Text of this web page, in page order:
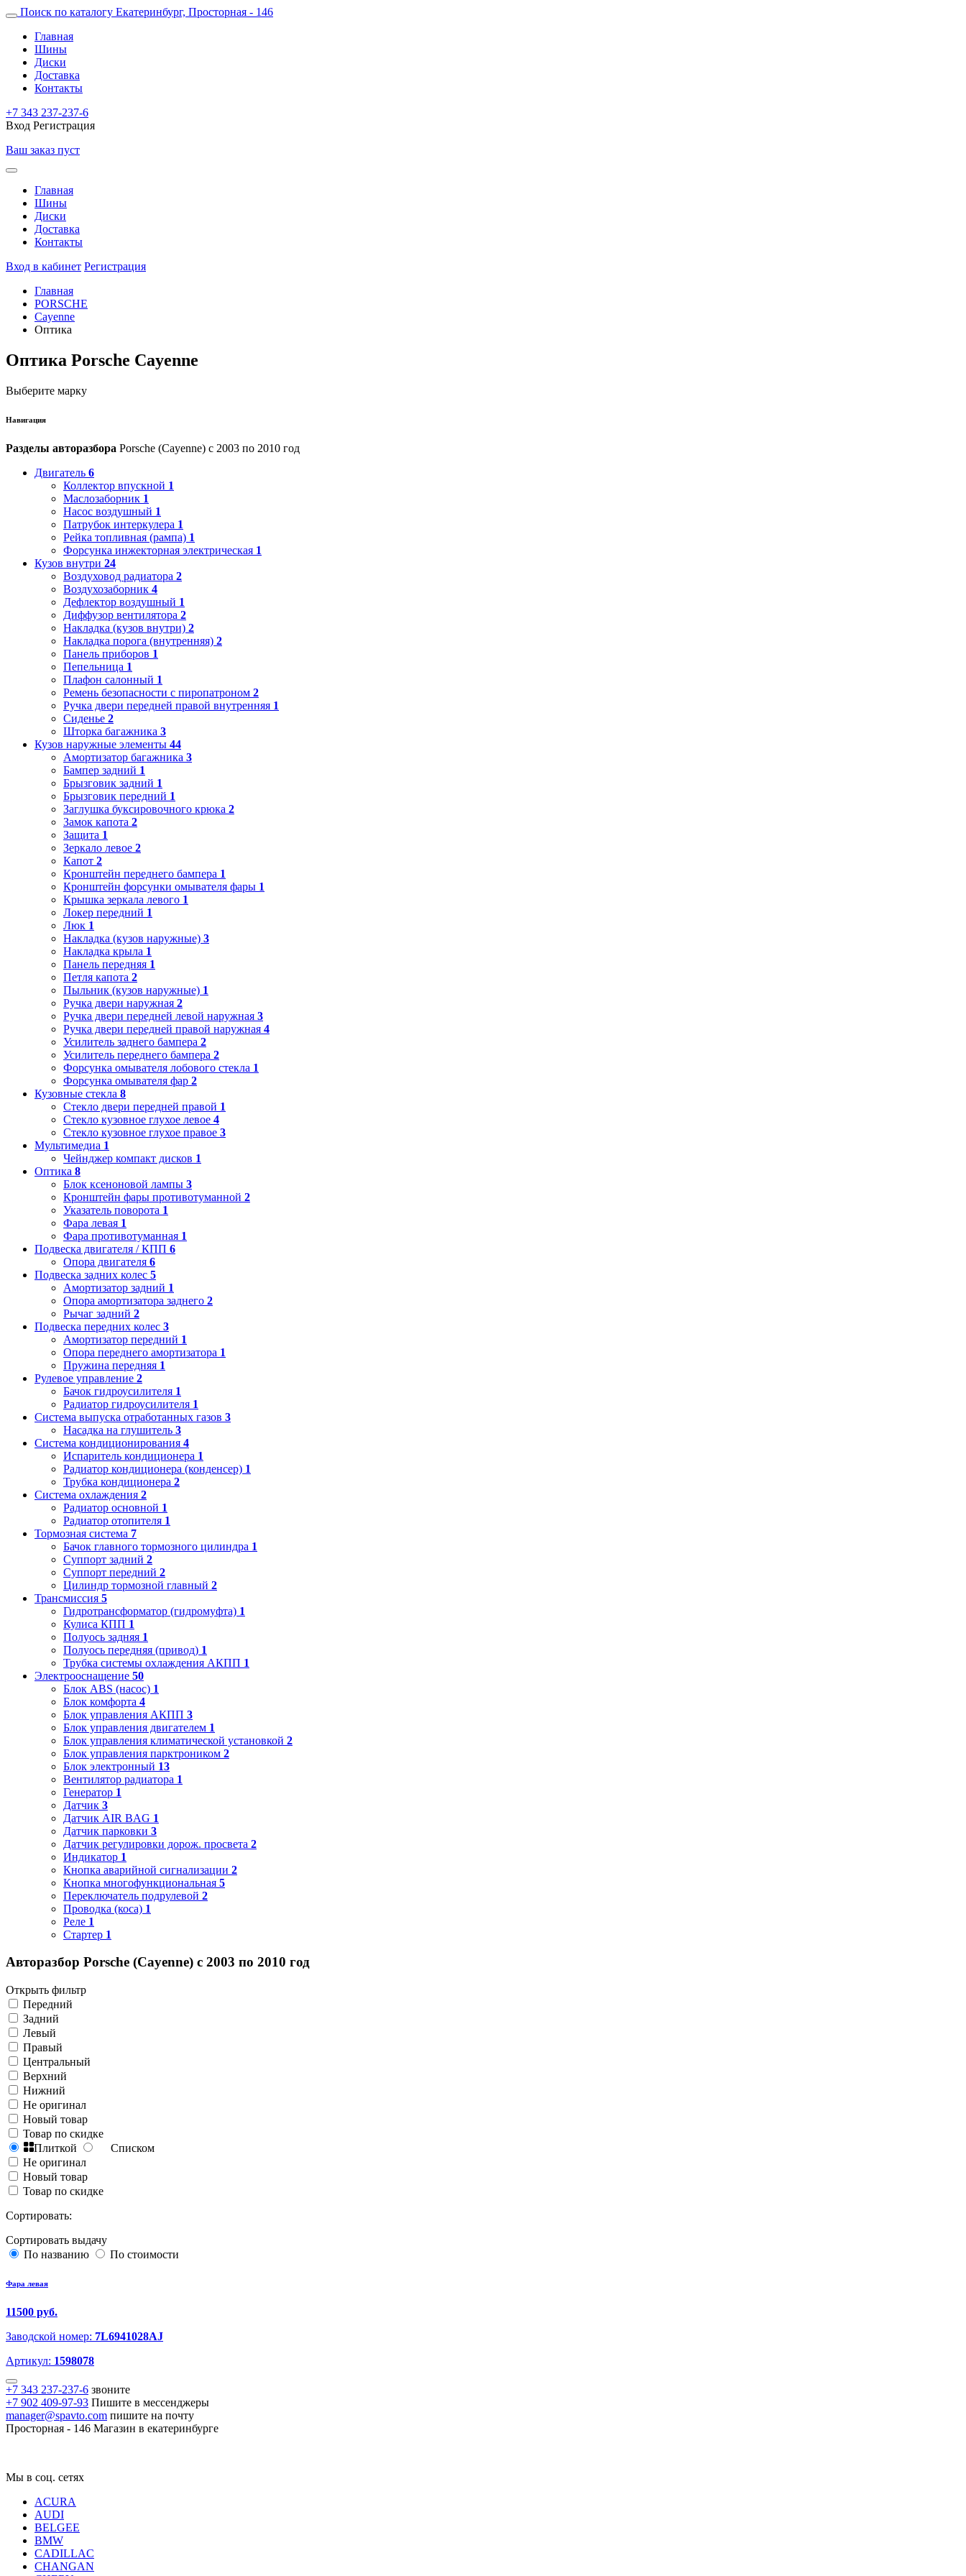
Поиск по каталогу Екатеринбург, Просторная - 146
Главная
Шины
Диски
Доставка
Контакты
+7 343 237-237-6
Вход Регистрация
Ваш заказ пуст
Главная
Шины
Диски
Доставка
Контакты
Вход в кабинет Регистрация
Главная
PORSCHE
Cayenne
Оптика
Оптика Porsche Cayenne
Выберите марку
Навигация
Разделы авторазбора Porsche (Cayenne) с 2003 по 2010 год
Двигатель 6
Коллектор впускной 1
Маслозаборник 1
Насос воздушный 1
Патрубок интеркулера 1
Рейка топливная (рампа) 1
Форсунка инжекторная электрическая 1
Кузов внутри 24
Воздуховод радиатора 2
Воздухозаборник 4
Дефлектор воздушный 1
Диффузор вентилятора 2
Накладка (кузов внутри) 2
Накладка порога (внутренняя) 2
Панель приборов 1
Пепельница 1
Плафон салонный 1
Ремень безопасности с пиропатроном 2
Ручка двери передней правой внутренняя 1
Сиденье 2
Шторка багажника 3
Кузов наружные элементы 44
Амортизатор багажника 3
Бампер задний 1
Брызговик задний 1
Брызговик передний 1
Заглушка буксировочного крюка 2
Замок капота 2
Защита 1
Зеркало левое 2
Капот 2
Кронштейн переднего бампера 1
Кронштейн форсунки омывателя фары 1
Крышка зеркала левого 1
Локер передний 1
Люк 1
Накладка (кузов наружные) 3
Накладка крыла 1
Панель передняя 1
Петля капота 2
Пыльник (кузов наружные) 1
Ручка двери наружная 2
Ручка двери передней левой наружная 3
Ручка двери передней правой наружная 4
Усилитель заднего бампера 2
Усилитель переднего бампера 2
Форсунка омывателя лобового стекла 1
Форсунка омывателя фар 2
Кузовные стекла 8
Стекло двери передней правой 1
Стекло кузовное глухое левое 4
Стекло кузовное глухое правое 3
Мультимедиа 1
Чейнджер компакт дисков 1
Оптика 8
Блок ксеноновой лампы 3
Кронштейн фары противотуманной 2
Указатель поворота 1
Фара левая 1
Фара противотуманная 1
Подвеска двигателя / КПП 6
Опора двигателя 6
Подвеска задних колес 5
Амортизатор задний 1
Опора амортизатора заднего 2
Рычаг задний 2
Подвеска передних колес 3
Амортизатор передний 1
Опора переднего амортизатора 1
Пружина передняя 1
Рулевое управление 2
Бачок гидроусилителя 1
Радиатор гидроусилителя 1
Система выпуска отработанных газов 3
Насадка на глушитель 3
Система кондиционирования 4
Испаритель кондиционера 1
Радиатор кондиционера (конденсер) 1
Трубка кондиционера 2
Система охлаждения 2
Радиатор основной 1
Радиатор отопителя 1
Тормозная система 7
Бачок главного тормозного цилиндра 1
Суппорт задний 2
Суппорт передний 2
Цилиндр тормозной главный 2
Трансмиссия 5
Гидротрансформатор (гидромуфта) 1
Кулиса КПП 1
Полуось задняя 1
Полуось передняя (привод) 1
Трубка системы охлаждения АКПП 1
Электрооснащение 50
Блок ABS (насос) 1
Блок комфорта 4
Блок управления АКПП 3
Блок управления двигателем 1
Блок управления климатической установкой 2
Блок управления парктроником 2
Блок электронный 13
Вентилятор радиатора 1
Генератор 1
Датчик 3
Датчик AIR BAG 1
Датчик парковки 3
Датчик регулировки дорож. просвета 2
Индикатор 1
Кнопка аварийной сигнализации 2
Кнопка многофункциональная 5
Переключатель подрулевой 2
Проводка (коса) 1
Реле 1
Стартер 1
Авторазбор Porsche (Cayenne) с 2003 по 2010 год
Открыть фильтр
Передний
Задний
Левый
Правый
Центральный
Верхний
Нижний
Не оригинал
Новый товар
Товар по скидке
Плиткой
Списком
Не оригинал
Новый товар
Товар по скидке
Сортировать:
Сортировать выдачу
По названию
По стоимости
Фара левая
11500 руб.
Заводской номер: 7L6941028AJ
Артикул: 1598078
+7 343 237-237-6 звоните
+7 902 409-97-93 Пишите в мессенджеры
manager@spavto.com пишите на почту
Просторная - 146 Магазин в екатеринбурге
Мы в соц. сетях
ACURA
AUDI
BELGEE
BMW
CADILLAC
CHANGAN